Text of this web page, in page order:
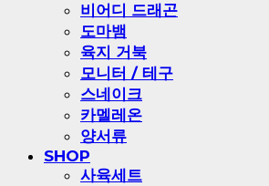
비어디 드래곤
도마뱀
육지 거북
모니터 / 테구
스네이크
카멜레온
양서류
SHOP
사육세트